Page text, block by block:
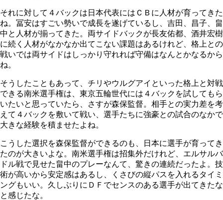
それに対して４バックは日本代表にはＣＢに人材が育ってきた
ね。冨安はすごい勢いで成長を遂げているし、吉田、昌子、畠
中と人材が揃ってきた。両サイドバックが長友佑都、酒井宏樹
に続く人材がなかなか出てこない課題はあるけれど、格上との
戦いでは両サイドはしっかり守れれば守備はなんとかなるから
ね。
そうしたこともあって、チリやウルグアイといった格上と対戦
できる南米選手権は、東京五輪世代には４バックを試してもら
いたいと思っていたら、さすが森保監督。相手との実力差を考
えて４バックを敷いて戦い、選手たちに強豪との試合のなかで
大きな経験を積ませたよね。
こうした選択を森保監督ができるのも、日本に選手が育ってき
たのが大きいよな。南米選手権は招集外だけれど、エルサルバ
ドル戦で見せた畠中のプレーなんて、驚きの連続だったよ。技
術が高いから安定感はあるし、くさびの縦パスを入れるタイミ
ングもいい。久しぶりにＤＦでセンスのある選手が出てきたな
と感じたな。